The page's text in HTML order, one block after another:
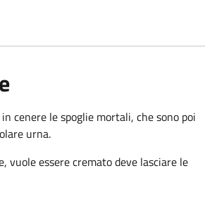
cenere le spoglie mortali, che sono poi
urna.
vuole essere cremato deve lasciare le